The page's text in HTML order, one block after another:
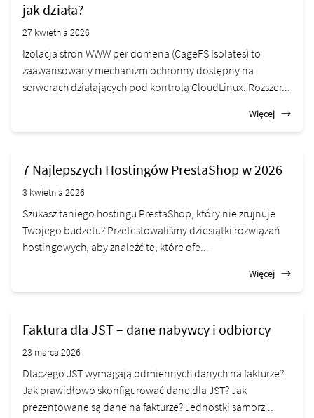
jak działa?
27 kwietnia 2026
Izolacja stron WWW per domena (CageFS Isolates) to
zaawansowany mechanizm ochronny dostępny na
serwerach działających pod kontrolą CloudLinux. Rozszer...
Więcej
7 Najlepszych Hostingów PrestaShop w 2026
3 kwietnia 2026
Szukasz taniego hostingu PrestaShop, który nie zrujnuje
Twojego budżetu? Przetestowaliśmy dziesiątki rozwiązań
hostingowych, aby znaleźć te, które ofe...
Więcej
Faktura dla JST – dane nabywcy i odbiorcy
23 marca 2026
Dlaczego JST wymagają odmiennych danych na fakturze?
Jak prawidłowo skonfigurować dane dla JST? Jak
prezentowane są dane na fakturze? Jednostki samorz...